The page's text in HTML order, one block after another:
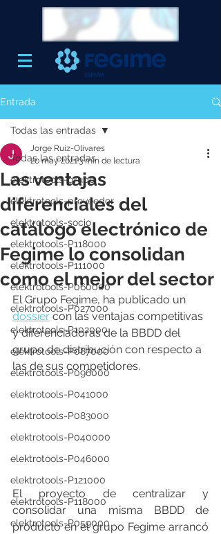
Entrada
Todas las entradas
elektrotools-grupo
elektrotools-proveedor
elektrotools-socio
elektrotools-P118000
elektrotools-P111000
elektrotools-P060000
elektrotools-P027000
elektrotools-P102000
elektrotools-P087000
elektrotools-P096000
elektrotools-P041000
elektrotools-P083000
elektrotools-P040000
elektrotools-P046000
elektrotools-P121000
elektrotools-P118000
elektrotools-P059000
Todas las entradas
Las ventajas
diferenciales del
catálogo electrónico de
Fegime lo consolidan
como el mejor del sector
Jorge Ruiz-Olivares
20 may 20213 min de lectura
El Grupo Fegime, ha publicado un
dossier con las ventajas competitivas
y diferenciadoras de la BBDD del
grupo de distribución con respecto a
las de sus competidores.
El proyecto de centralizar y
consolidar una misma BBDD de
producto en el grupo Fegime arrancó